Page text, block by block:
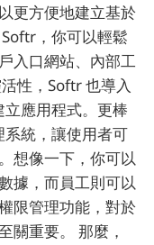
更方便地建立基於
，你可以輕鬆
入口網站、內部工
性，Softr 也導入
應用程式。更棒
統，讓使用者可
想像一下，你可以
據，而員工則可以
限管理功能，對於
關重要。 那麼，